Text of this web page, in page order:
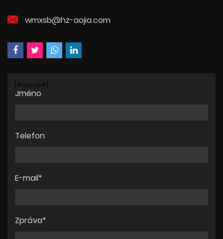
wmxsb@hz-aojia.com
[#vstup#]
Jméno
Telefon
E-mail*
Zpráva*